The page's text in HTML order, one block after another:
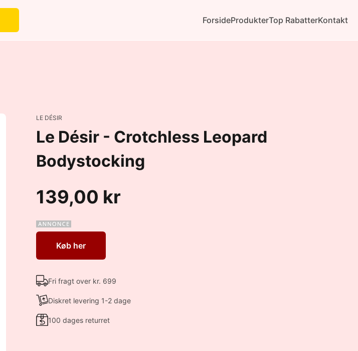
ForsideProdukterTop RabatterKontakt
LE DÉSIR
Le Désir - Crotchless Leopard
Bodystocking
139,00 kr
Køb her
Fri fragt over kr. 699
Diskret levering 1-2 dage
100 dages returret